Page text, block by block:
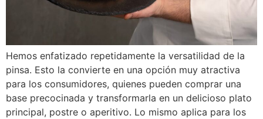
Hemos enfatizado repetidamente la versatilidad de la
pinsa. Esto la convierte en una opción muy atractiva
para los consumidores, quienes pueden comprar una
base precocinada y transformarla en un delicioso plato
principal, postre o aperitivo. Lo mismo aplica para los